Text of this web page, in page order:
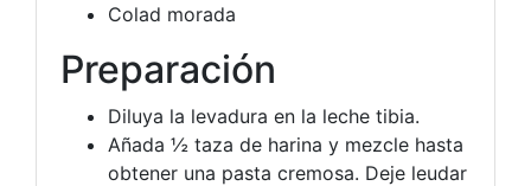
Colad morada
Preparación
Diluya la levadura en la leche tibia.
Añada ½ taza de harina y mezcle hasta
obtener una pasta cremosa. Deje leudar